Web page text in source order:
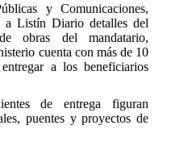
y Comunicaciones,
Listín Diario detalles del
obras del mandatario,
cuenta con más de 10
a los beneficiarios
de entrega figuran
puentes y proyectos de